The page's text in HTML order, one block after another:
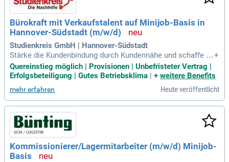
nts und einer optimalen Anbindung an den ÖPNV, während w
ir individuelle Wünsche im Dienstplan berücksichtigen.
Bürokraft mit Verkaufstalent auf Minijob-Basis in
Hannover-Südstadt (m/w/d)
Studienkreis GmbH | Hannover-Südstadt
Stärke die Kundenbindung durch Kundennähe und schaffe be
eindruckende Wow-Momente im direkten Kontakt. Als begei
sterte Vertriebspersönlichkeit überzeugst du Menschen und
verfolgst aktiv deine Ziele. Mit deinem Empathie- und Kom
munikationstalent baust du schnell Vertrauen auf und entwi
ckelst individuelle Lösungen für jeden Kunden. Dein entrepr
eneurial Mindset lässt dich Potenziale erkennen und Veränd
erungen vorantreiben. Organisationstalent hilft dir, den Über
blick zu behalten und professionelle Abläufe im Studio sich
erzustellen. Digital fit bewegst du dich mühelos in Tools un
d Office-Anwendungen und sprichst fließend Deutsch (mind.
C1), überzeugend und klar in deiner Ausdrucksweise.
+
Quereinstieg möglich | Provisionen | Unbefristeter Vertrag |
Erfolgsbeteiligung | Gutes Betriebsklima | + weitere Benefits
mehr erfahren Heute veröffentlicht
Kommissionierer/Lagermitarbeiter (m/w/d) Minijob-
Basis